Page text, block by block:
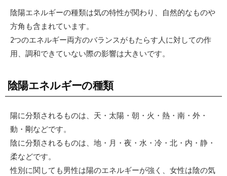
陰陽エネルギーの種類は気の特性が関わり、自然的なものや
方角も含まれています。
2つのエネルギー両方のバランスがもたらす人に対しての作
用、調和できていない際の影響は大きいです。
陰陽エネルギーの種類
陽に分類されるものは、天・太陽・朝・火・熱・南・外・
動・剛などです。
陰に分類されるものは、地・月・夜・水・冷・北・内・静・
柔などです。
性別に関しても男性は陽のエネルギーが強く、女性は陰の気